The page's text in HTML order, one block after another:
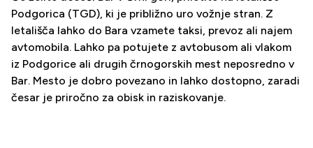
Podgorica (TGD), ki je približno uro vožnje stran. Z
letališča lahko do Bara vzamete taksi, prevoz ali najem
avtomobila. Lahko pa potujete z avtobusom ali vlakom
iz Podgorice ali drugih črnogorskih mest neposredno v
Bar. Mesto je dobro povezano in lahko dostopno, zaradi
česar je priročno za obisk in raziskovanje.